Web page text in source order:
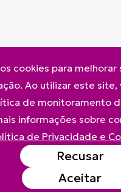
cookies para melhorar
Ao utilizar este
de monitoramento
informações sobre
de Privacidade e
Recusar
Aceitar
Produtos
Contato
de Privacidade e Cookies